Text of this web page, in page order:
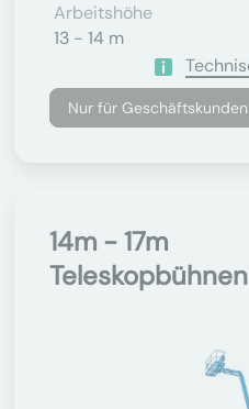
Arbeitshöhe
13 - 14 m
Nur für Geschäftskunden
14m - 17m